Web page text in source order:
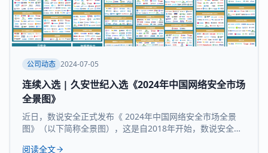
公司动态 2024-07-05
连续入选 | 久安世纪入选《2024年中国网络安全市场
全景图》
近日，数说安全正式发布《 2024年中国网络安全市场全景
图》（以下简称全景图），这是自2018年开始，数说安全发
阅读全文